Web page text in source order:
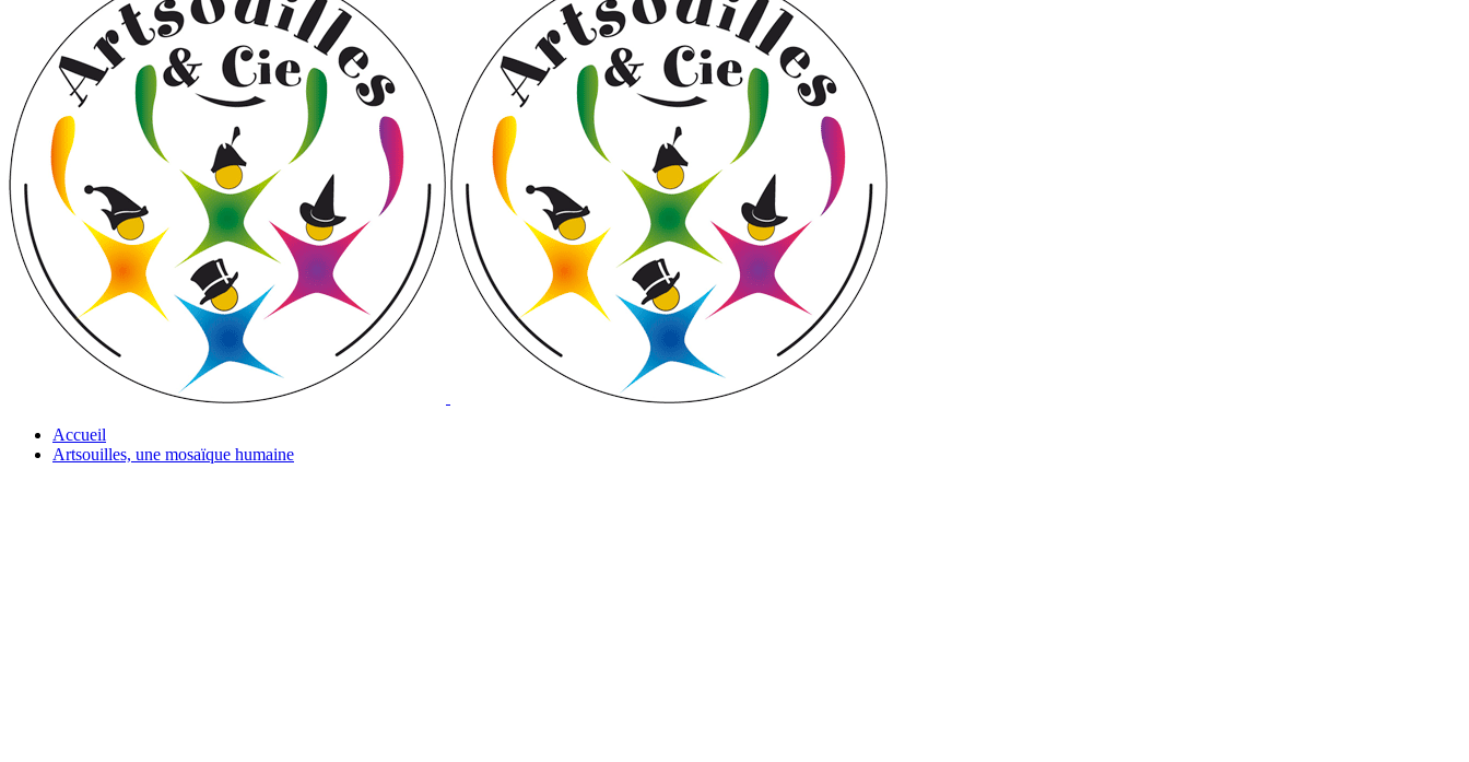
Accueil
Artsouilles, une mosaïque humaine